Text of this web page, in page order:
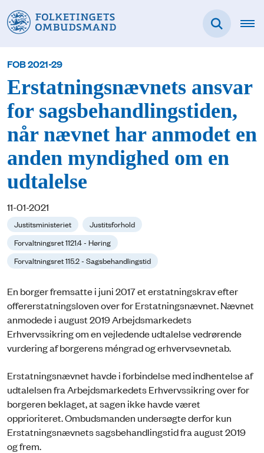
FOB 2021-29
Erstatningsnævnets ansvar
for sagsbehandlingstiden,
når nævnet har anmodet en
anden myndighed om en
udtalelse
11-01-2021
Justitsministeriet
Justitsforhold
Forvaltningsret 1121.4 - Høring
Forvaltningsret 115.2 - Sagsbehandlingstid
En borger fremsatte i juni 2017 et erstatningskrav efter
offererstatningsloven over for Erstatningsnævnet. Nævnet
anmodede i august 2019 Arbejdsmarkedets
Erhvervssikring om en vejledende udtalelse vedrørende
vurdering af borgerens méngrad og erhvervsevnetab.
Erstatningsnævnet havde i forbindelse med indhentelse af
udtalelsen fra Arbejdsmarkedets Erhvervssikring over for
borgeren beklaget, at sagen ikke havde været
opprioriteret. Ombudsmanden undersøgte derfor kun
Erstatningsnævnets sagsbehandlingstid fra august 2019
og frem.